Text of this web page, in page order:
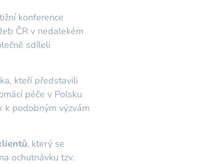
konference
ČR v nedalekém
sdíleli
kteří představili
péče v Polsku
k podobným výzvám
, který se
ochutnávku tzv.